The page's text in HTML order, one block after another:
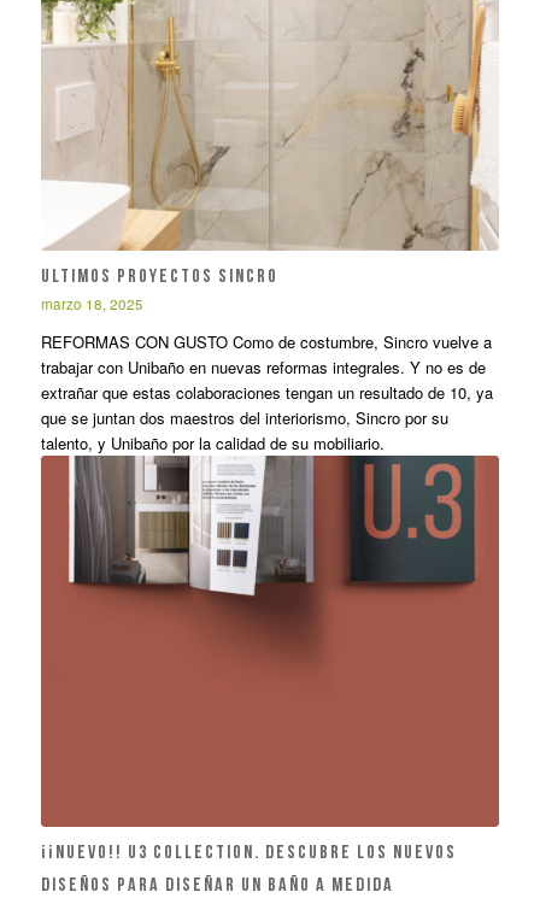
ULTIMOS PROYECTOS SINCRO
marzo 18, 2025
REFORMAS CON GUSTO Como de costumbre, Sincro vuelve a
trabajar con Unibaño en nuevas reformas integrales. Y no es de
extrañar que estas colaboraciones tengan un resultado de 10, ya
que se juntan dos maestros del interiorismo, Sincro por su
talento, y Unibaño por la calidad de su mobiliario.
¡¡NUEVO!! U3 COLLECTION. DESCUBRE LOS NUEVOS
DISEÑOS PARA DISEÑAR UN BAÑO A MEDIDA